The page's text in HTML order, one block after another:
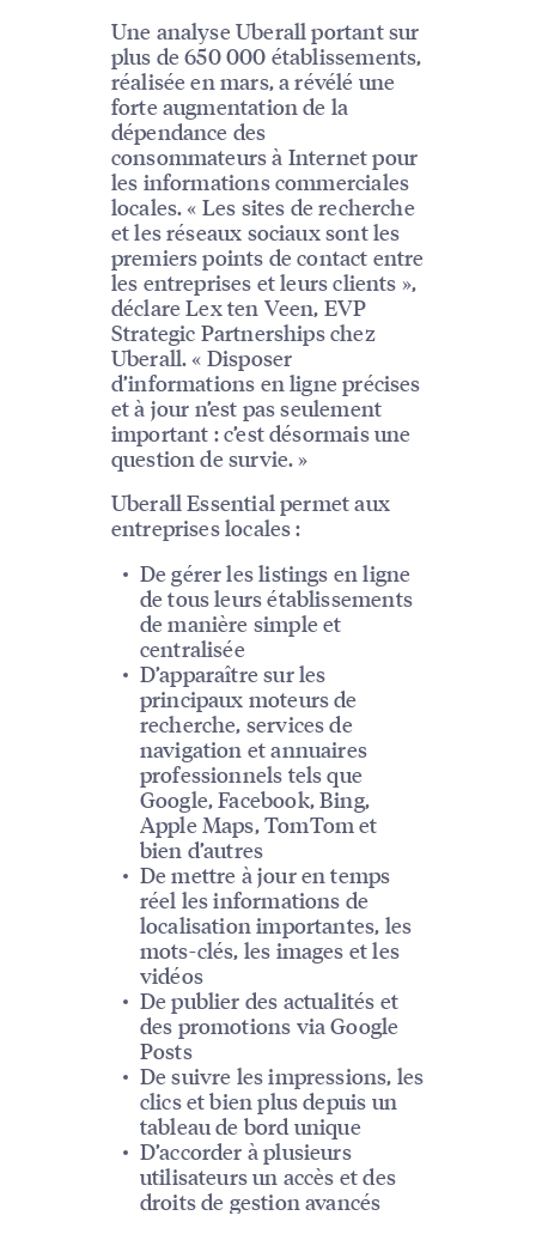
Une analyse Uberall portant sur
plus de 650 000 établissements,
réalisée en mars, a révélé une
forte augmentation de la
dépendance des
consommateurs à Internet pour
les informations commerciales
locales. « Les sites de recherche
et les réseaux sociaux sont les
premiers points de contact entre
les entreprises et leurs clients »,
déclare Lex ten Veen, EVP
Strategic Partnerships chez
Uberall. « Disposer
d’informations en ligne précises
et à jour n’est pas seulement
important : c’est désormais une
question de survie. »
Uberall Essential permet aux
entreprises locales :
De gérer les listings en ligne
de tous leurs établissements
de manière simple et
centralisée
D’apparaître sur les
principaux moteurs de
recherche, services de
navigation et annuaires
professionnels tels que
Google, Facebook, Bing,
Apple Maps, TomTom et
bien d’autres
De mettre à jour en temps
réel les informations de
localisation importantes, les
mots-clés, les images et les
vidéos
De publier des actualités et
des promotions via Google
Posts
De suivre les impressions, les
clics et bien plus depuis un
tableau de bord unique
D’accorder à plusieurs
utilisateurs un accès et des
droits de gestion avancés